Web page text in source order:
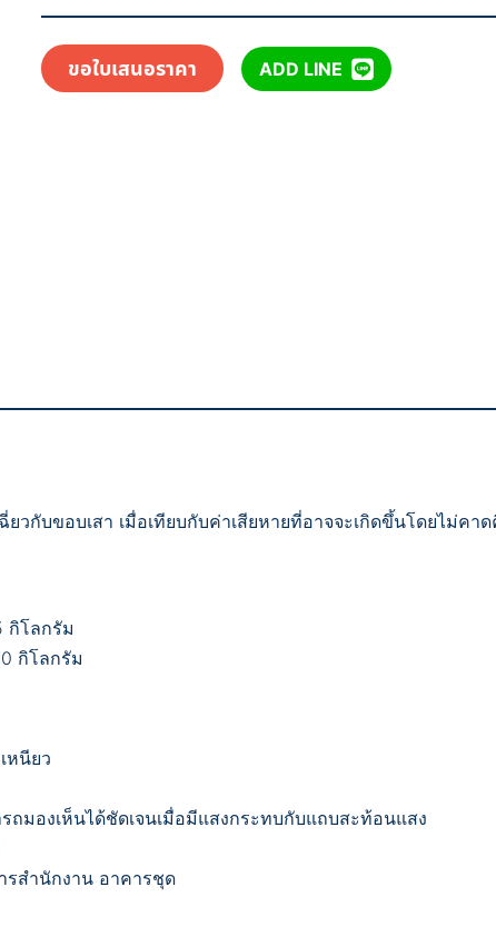
ขอใบเสนอราคา ADD LINE
กับขอบเสา เมื่อเทียบกับค่าเสียหายที่อาจจะเกิดขึ้นโดยไม่คา
กิโลกรัม
กิโลกรัม
หนียว
มองเห็นได้ชัดเจนเมื่อมีแสงกระทบกับแถบสะท้อนแสง
สำนักงาน อาคารชุด